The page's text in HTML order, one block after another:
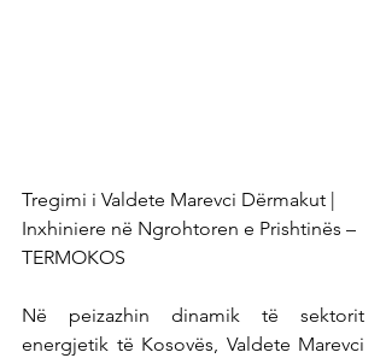
Tregimi i Valdete Marevci Dërmakut |
Inxhiniere në Ngrohtoren e Prishtinës –
TERMOKOS
Në peizazhin dinamik të sektorit
energjetik të Kosovës, Valdete Marevci